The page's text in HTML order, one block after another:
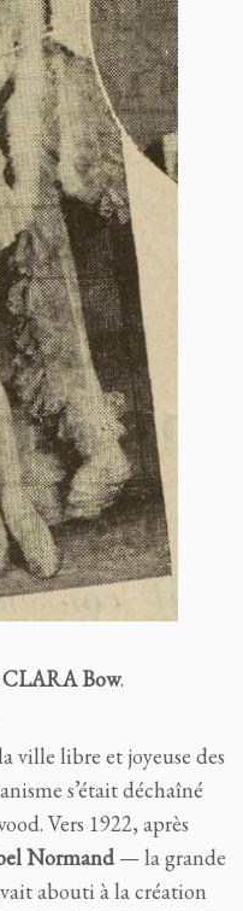
CLARA Bow.
ville libre et joyeuse des
s’était déchaîné
Vers 1922, après
Normand— la grande
abouti à la création